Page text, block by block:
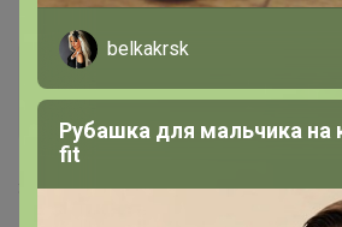
Великий магистр
3 июля, 2016 23:02
belkakrsk
Рубашка для мальчика на
fit